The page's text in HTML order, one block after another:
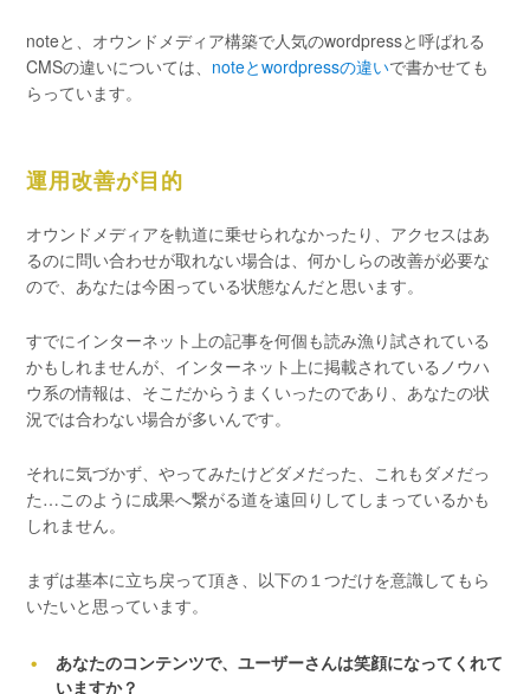
noteと、オウンドメディア構築で人気のwordpressと呼ばれる
CMSの違いについては、 noteとwordpressの違いで書かせても
らっています。
運用改善が目的
オウンドメディアを軌道に乗せられなかったり、アクセスはあ
るのに問い合わせが取れない場合は、何かしらの改善が必要な
ので、あなたは今困っている状態なんだと思います。
すでにインターネット上の記事を何個も読み漁り試されている
かもしれませんが、インターネット上に掲載されているノウハ
ウ系の情報は、そこだからうまくいったのであり、あなたの状
況では合わない場合が多いんです。
それに気づかず、やってみたけどダメだった、これもダメだっ
た…このように成果へ繋がる道を遠回りしてしまっているかも
しれません。
まずは基本に立ち戻って頂き、以下の１つだけを意識してもら
いたいと思っています。
あなたのコンテンツで、ユーザーさんは笑顔になってくれて
いますか？